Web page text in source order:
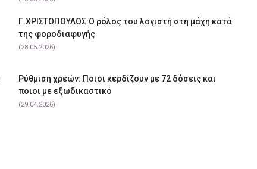
Γ.ΧΡΙΣΤΟΠΟΥΛΟΣ:Ο ρόλος του λογιστή στη μάχη κατά
της φοροδιαφυγής
(28.05.2026)
Ρύθμιση χρεών: Ποιοι κερδίζουν με 72 δόσεις και
ποιοι με εξωδικαστικό
(29.04.2026)